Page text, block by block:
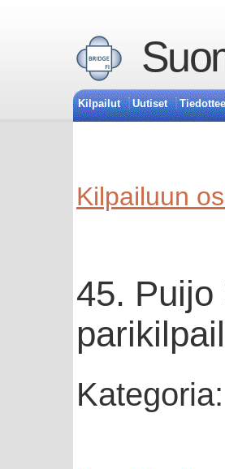
Kilpailut Uutiset
Kilpailuun
45.